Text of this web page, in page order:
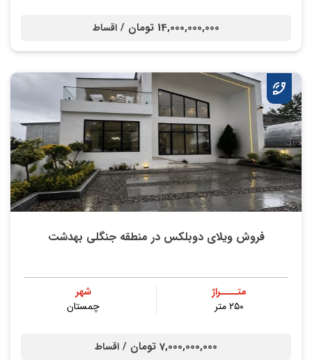
14,000,000,000 تومان / اقساط
فروش ویلای دوبلکس در منطقه جنگلی بهدشت
متــــراژ
۲۵۰ متر
شهر
چمستان
7,000,000,000 تومان / اقساط